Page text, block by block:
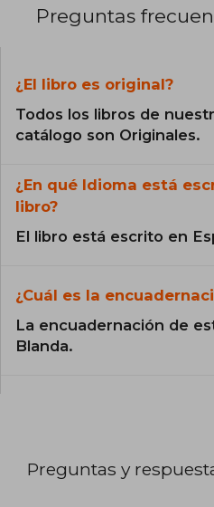
Preguntas
¿El libro es original?
Todos los libros de
catálogo son Originales.
¿En qué Idioma está
libro?
El libro está escrito en
¿Cuál es la
La encuadernación de
Blanda.
Preguntas y